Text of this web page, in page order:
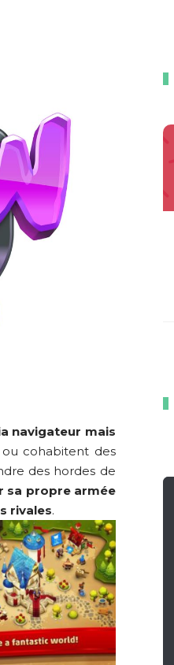
navigateur mais
ou cohabitent des
des hordes de
sa propre armée
rivales.